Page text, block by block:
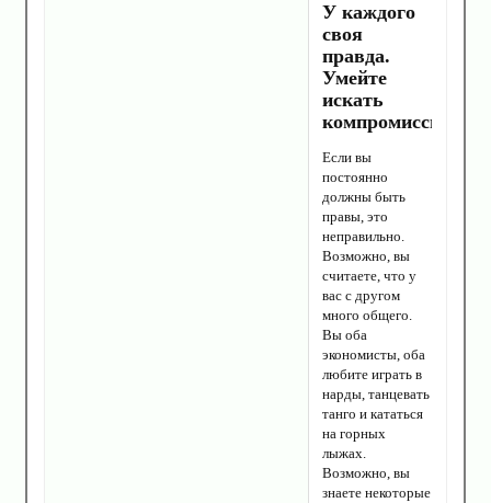
У каждого
своя
правда.
Умейте
искать
компромиссы
Если вы
постоянно
должны быть
правы, это
неправильно.
Возможно, вы
считаете, что у
вас с другом
много общего.
Вы оба
экономисты, оба
любите играть в
нарды, танцевать
танго и кататься
на горных
лыжах.
Возможно, вы
знаете некоторые